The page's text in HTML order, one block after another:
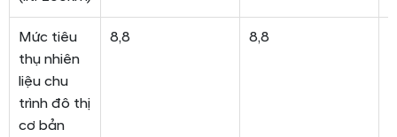
Mức tiêu
thụ nhiên
liệu chu
trình đô thị
cơ bản
8,8 8,8